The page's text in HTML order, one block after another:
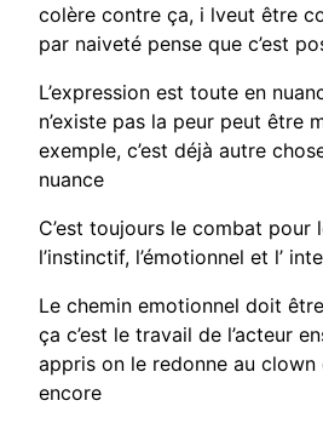
colère contre ça, i lveut être
par naiveté pense que c’est
L’expression est toute en
n’existe pas la peur peut être
exemple, c’est déjà autre
nuance
C’est toujours le combat pour
l’instinctif, l’émotionnel et l’
Le chemin emotionnel doit
ça c’est le travail de l’acteur
appris on le redonne au clown
encore